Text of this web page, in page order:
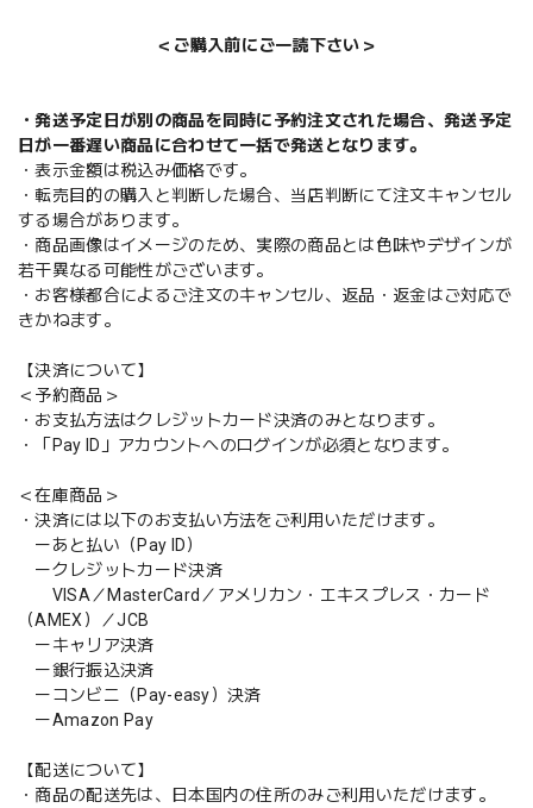
＜ご購入前にご一読下さい＞
・発送予定日が別の商品を同時に予約注文された場合、発送予定
日が一番遅い商品に合わせて一括で発送となります。
・表示金額は税込み価格です。
・転売目的の購入と判断した場合、当店判断にて注文キャンセル
する場合があります。
・商品画像はイメージのため、実際の商品とは色味やデザインが
若干異なる可能性がございます。
・お客様都合によるご注文のキャンセル、返品・返金はご対応で
きかねます。
【決済について】
＜予約商品＞
・お支払方法はクレジットカード決済のみとなります。
・「Pay ID」アカウントへのログインが必須となります。
＜在庫商品＞
・決済には以下のお支払い方法をご利用いただけます。
ーあと払い（Pay ID）
ークレジットカード決済
VISA／MasterCard／アメリカン・エキスプレス・カード
（AMEX）／JCB
ーキャリア決済
ー銀行振込決済
ーコンビニ（Pay-easy）決済
ーAmazon Pay
【配送について】
・商品の配送先は、日本国内の住所のみご利用いただけます。